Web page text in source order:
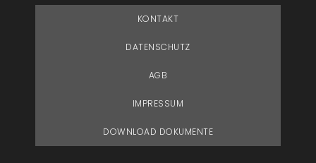
KONTAKT
DATENSCHUTZ
AGB
IMPRESSUM
DOWNLOAD DOKUMENTE